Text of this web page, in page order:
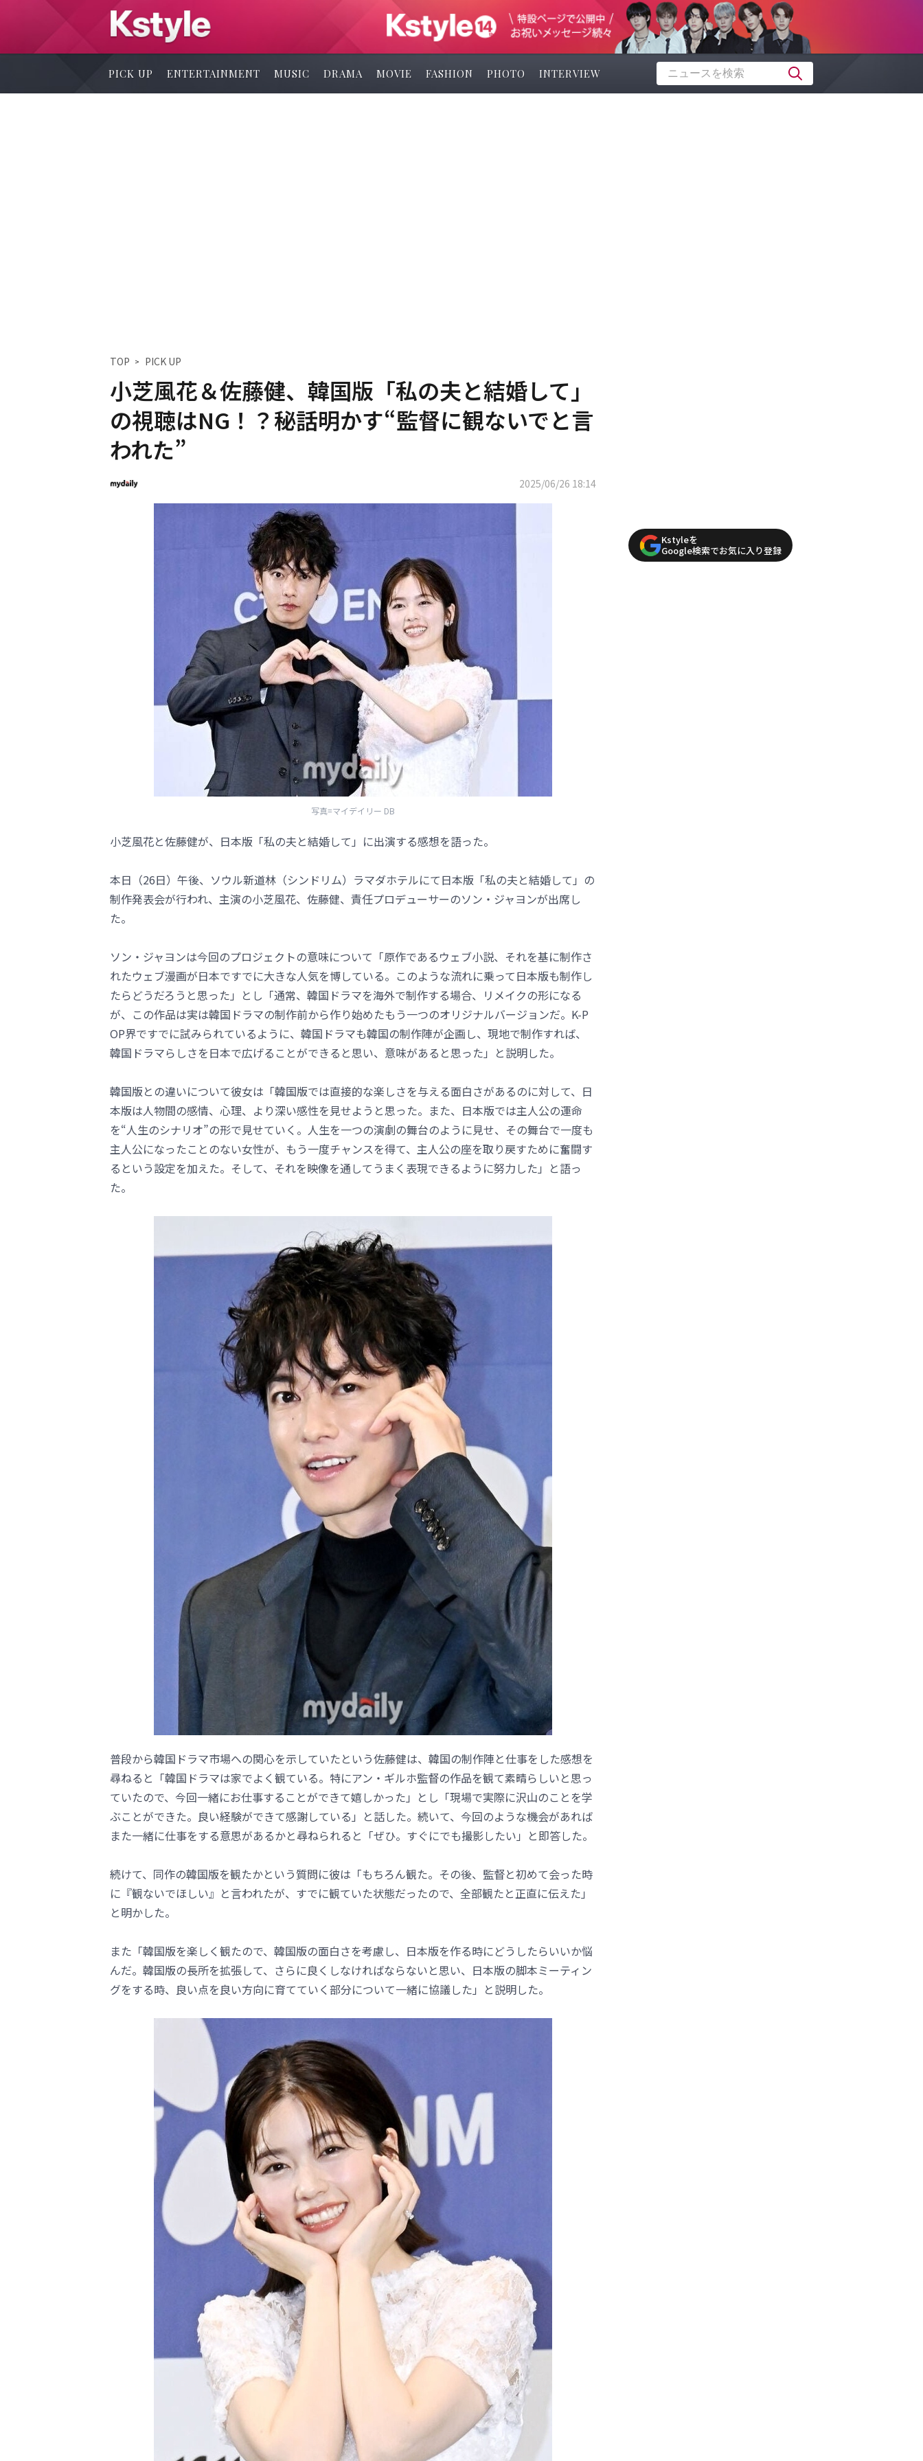
PICK UP ENTERTAINMENT MUSIC DRAMA MOVIE FASHION PHOTO INTERVIEW
TOP PICK UP
小芝風花＆佐藤健、韓国版「私の夫と結婚して」
の視聴はNG！？秘話明かす“監督に観ないでと言
われた”
2025/06/26 18:14
写真=マイデイリー DB
小芝風花と佐藤健が、日本版「私の夫と結婚して」に出演する感想を語った。
本日（26日）午後、ソウル新道林（シンドリム）ラマダホテルにて日本版「私の夫と結婚して」の
制作発表会が行われ、主演の小芝風花、佐藤健、責任プロデューサーのソン・ジャヨンが出席し
た。
ソン・ジャヨンは今回のプロジェクトの意味について「原作であるウェブ小説、それを基に制作さ
れたウェブ漫画が日本ですでに大きな人気を博している。このような流れに乗って日本版も制作し
たらどうだろうと思った」とし「通常、韓国ドラマを海外で制作する場合、リメイクの形になる
が、この作品は実は韓国ドラマの制作前から作り始めたもう一つのオリジナルバージョンだ。K-P
OP界ですでに試みられているように、韓国ドラマも韓国の制作陣が企画し、現地で制作すれば、
韓国ドラマらしさを日本で広げることができると思い、意味があると思った」と説明した。
韓国版との違いについて彼女は「韓国版では直接的な楽しさを与える面白さがあるのに対して、日
本版は人物間の感情、心理、より深い感性を見せようと思った。また、日本版では主人公の運命
を“人生のシナリオ”の形で見せていく。人生を一つの演劇の舞台のように見せ、その舞台で一度も
主人公になったことのない女性が、もう一度チャンスを得て、主人公の座を取り戻すために奮闘す
るという設定を加えた。そして、それを映像を通してうまく表現できるように努力した」と語っ
た。
普段から韓国ドラマ市場への関心を示していたという佐藤健は、韓国の制作陣と仕事をした感想を
尋ねると「韓国ドラマは家でよく観ている。特にアン・ギルホ監督の作品を観て素晴らしいと思っ
ていたので、今回一緒にお仕事することができて嬉しかった」とし「現場で実際に沢山のことを学
ぶことができた。良い経験ができて感謝している」と話した。続いて、今回のような機会があれば
また一緒に仕事をする意思があるかと尋ねられると「ぜひ。すぐにでも撮影したい」と即答した。
続けて、同作の韓国版を観たかという質問に彼は「もちろん観た。その後、監督と初めて会った時
に『観ないでほしい』と言われたが、すでに観ていた状態だったので、全部観たと正直に伝えた」
と明かした。
また「韓国版を楽しく観たので、韓国版の面白さを考慮し、日本版を作る時にどうしたらいいか悩
んだ。韓国版の長所を拡張して、さらに良くしなければならないと思い、日本版の脚本ミーティン
グをする時、良い点を良い方向に育てていく部分について一緒に協議した」と説明した。
Kstyleを
Google検索でお気に入り登録